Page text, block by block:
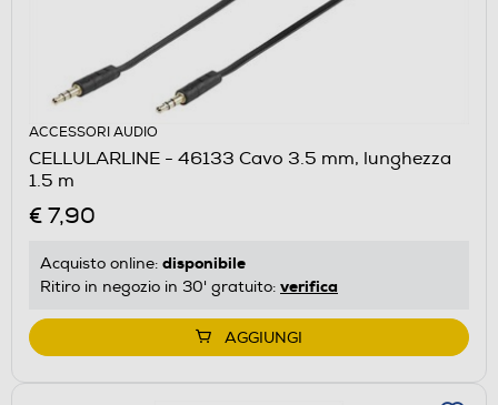
ACCESSORI AUDIO
CELLULARLINE - 46133 Cavo 3.5 mm, lunghezza
1.5 m
€ 7,90
Acquisto online: disponibile
Ritiro in negozio in 30' gratuito: verifica
AGGIUNGI